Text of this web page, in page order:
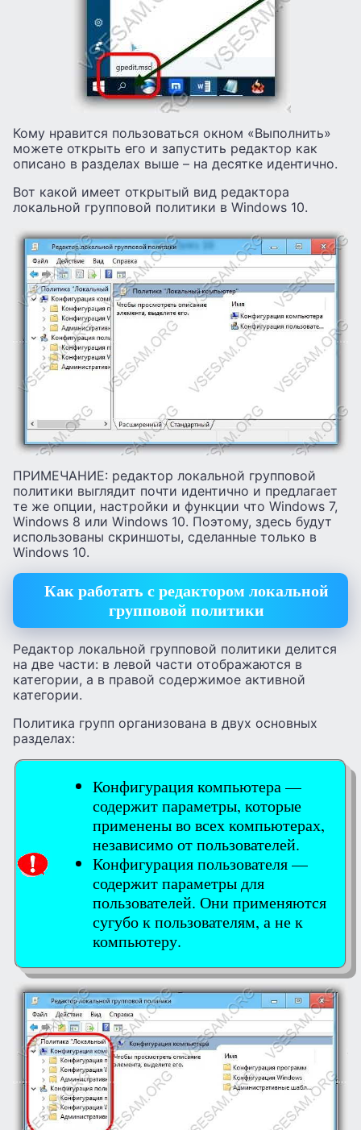
Кому нравится пользоваться окном «Выполнить»
можете открыть его и запустить редактор как
описано в разделах выше – на десятке идентично.
Вот какой имеет открытый вид редактора
локальной групповой политики в Windows 10.
ПРИМЕЧАНИЕ: редактор локальной групповой
политики выглядит почти идентично и предлагает
те же опции, настройки и функции что Windows 7,
Windows 8 или Windows 10. Поэтому, здесь будут
использованы скриншоты, сделанные только в
Windows 10.
Как работать с редактором локальной
групповой политики
Редактор локальной групповой политики делится
на две части: в левой части отображаются в
категории, а в правой содержимое активной
категории.
Политика групп организована в двух основных
разделах:
Конфигурация компьютера —
содержит параметры, которые
применены во всех компьютерах,
независимо от пользователей.
Конфигурация пользователя —
содержит параметры для
пользователей. Они применяются
сугубо к пользователям, а не к
компьютеру.